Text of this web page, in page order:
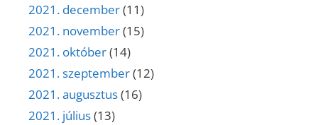
2021. december(11)
2021. november(15)
2021. október(14)
2021. szeptember(12)
2021. augusztus(16)
2021. július(13)